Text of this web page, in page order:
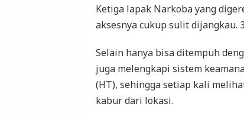
Ketiga lapak Narkoba yang
aksesnya cukup sulit dijangkau.
Selain hanya bisa ditempuh
juga melengkapi sistem
(HT), sehingga setiap kali
kabur dari lokasi.